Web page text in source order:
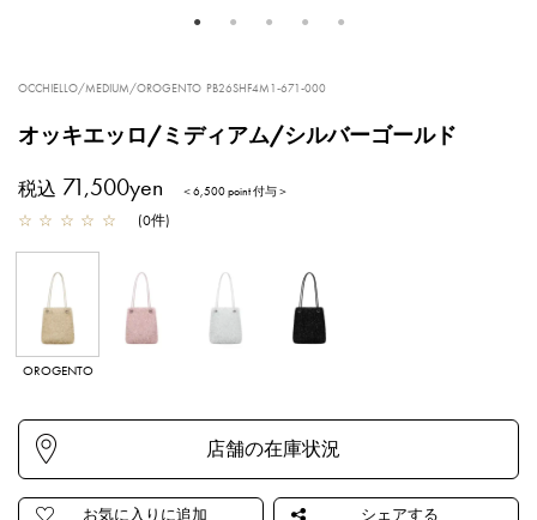
OCCHIELLO/MEDIUM/OROGENTO PB26SHF4M1-671-000
オッキエッロ/ミディアム/シルバーゴールド
税込 71,500yen ＜6,500 point 付与＞
☆ ☆ ☆ ☆ ☆ (0件)
OROGENTO